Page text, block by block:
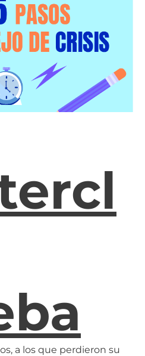
a los que perdieron su